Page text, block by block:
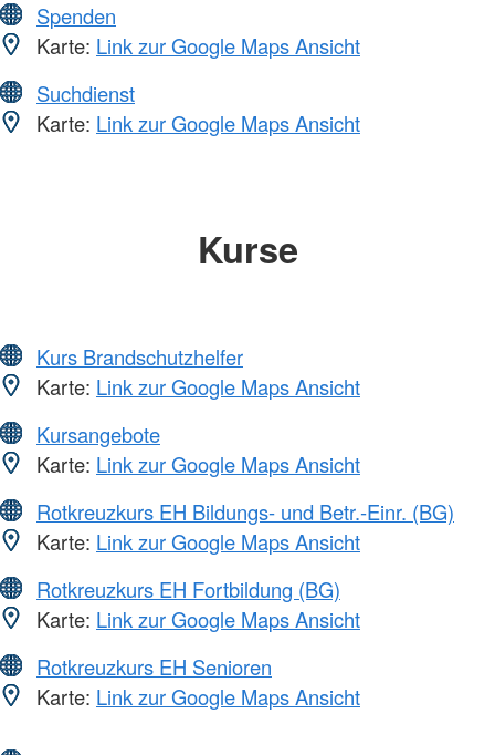
Spenden
Karte: Link zur Google Maps Ansicht
Suchdienst
Karte: Link zur Google Maps Ansicht
Kurse
Kurs Brandschutzhelfer
Karte: Link zur Google Maps Ansicht
Kursangebote
Karte: Link zur Google Maps Ansicht
Rotkreuzkurs EH Bildungs- und Betr.-Einr. (BG)
Karte: Link zur Google Maps Ansicht
Rotkreuzkurs EH Fortbildung (BG)
Karte: Link zur Google Maps Ansicht
Rotkreuzkurs EH Senioren
Karte: Link zur Google Maps Ansicht